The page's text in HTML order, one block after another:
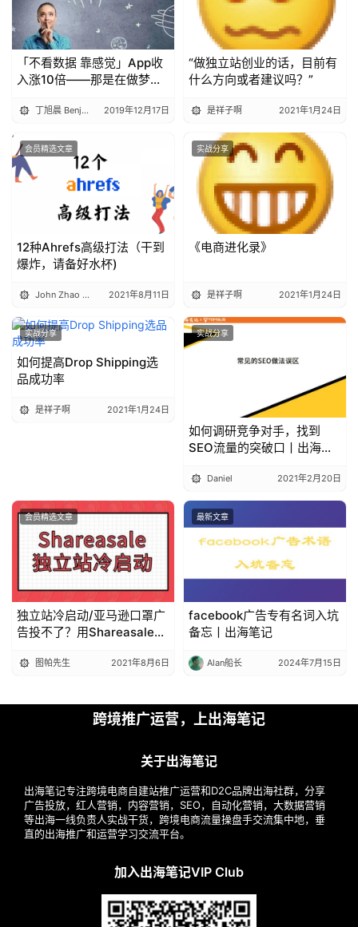
ebike电动单车黑马Aventon独立站拆解（下）
下一篇
2023年4月24日 下午5:03
相关推荐
实战分享
独立站学习资源分享
是祥子啊 2021年1月24日
实战分享
帮客户卖口罩机赚了1套深圳
谷歌大叔 2021年3月14日
实战分享 实战分享
“做独立站创业的话，目前有
什么方向或者建议吗？”
是祥子啊 2021年1月24日
会员精选文章
12种Ahrefs高级打法（干到
爆炸，请备好水杯)
John Zhao 赵凰 2021年8月11日
实战分享
《电商进化录》
是祥子啊 2021年1月24日
实战分享 实战分享
如何调研竞争对手，找到
SEO流量的突破口丨出海笔